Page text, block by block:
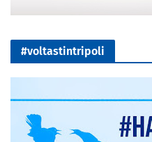
#voltastintripoli